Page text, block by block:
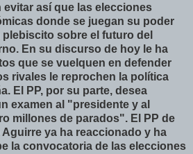
así que las elecciones
donde se juegan su poder
sobre el futuro del
En su discurso de hoy le ha
que se vuelquen en defender
rivales le reprochen la política
El PP, por su parte, desea
examen al "presidente y al
millones de parados". El PP de
Aguirre ya ha reaccionado y ha
la convocatoria de las elecciones